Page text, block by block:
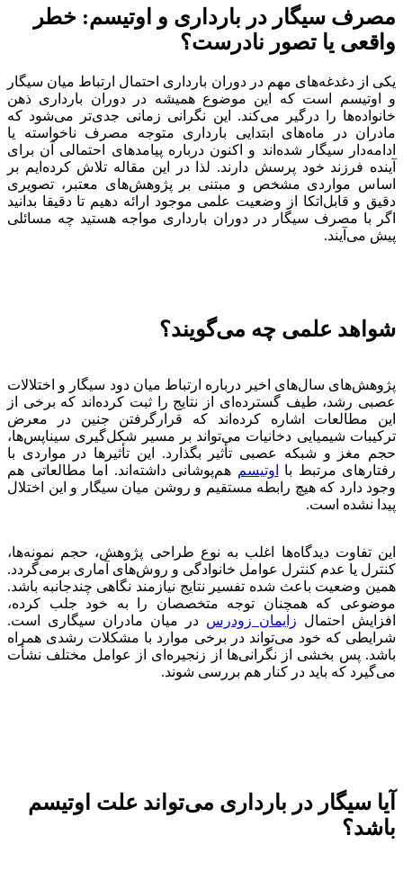
مصرف سیگار در بارداری و اوتیسم: خطر
واقعی یا تصور نادرست؟
یکی از دغدغه‌های مهم در دوران بارداری احتمال ارتباط میان سیگار
و اوتیسم است که این موضوع همیشه در دوران بارداری ذهن
خانواده‌ها را درگیر می‌کند. این نگرانی زمانی جدی‌تر می‌شود که
مادران در ماه‌های ابتدایی بارداری متوجه مصرف ناخواسته یا
ادامه‌دار سیگار شده‌اند و اکنون درباره پیامدهای احتمالی آن برای
آینده فرزند خود پرسش دارند. لذا در این مقاله تلاش کرده‌ایم بر
اساس مواردی مشخص و مبتنی بر پژوهش‌های معتبر، تصویری
دقیق و قابل‌اتکا از وضعیت علمی موجود ارائه دهیم تا دقیقا بدانید
اگر با مصرف سیگار در دوران بارداری مواجه هستید چه مسائلی
پیش می‌آیند.
شواهد علمی چه می‌گویند؟
پژوهش‌های سال‌های اخیر درباره ارتباط میان دود سیگار و اختلالات
عصبی رشد، طیف گسترده‌ای از نتایج را ثبت کرده‌اند که برخی از
این مطالعات اشاره کرده‌اند که قرارگرفتن جنین در معرض
ترکیبات شیمیایی دخانیات می‌تواند بر مسیر شکل‌گیری سیناپس‌ها،
حجم مغز و شبکه‌ عصبی تأثیر بگذارد. این تأثیرها در مواردی با
رفتارهای مرتبط با
اوتیسم هم‌پوشانی داشته‌اند. اما مطالعاتی هم
وجود دارد که هیچ رابطه مستقیم و روشن میان سیگار و این اختلال
پیدا نشده است.
این تفاوت دیدگاه‌ها اغلب به نوع طراحی پژوهش، حجم نمونه‌ها،
کنترل یا عدم کنترل عوامل خانوادگی و روش‌های آماری برمی‌گردد.
همین وضعیت باعث شده تفسیر نتایج نیازمند نگاهی چندجانبه باشد.
موضوعی که همچنان توجه متخصصان را به خود جلب کرده،
افزایش احتمال زایمان زودرس در میان مادران سیگاری است.
شرایطی که خود می‌تواند در برخی موارد با مشکلات رشدی همراه
باشد. پس بخشی از نگرانی‌ها از زنجیره‌ای از عوامل مختلف نشأت
می‌گیرد که باید در کنار هم بررسی شوند.
آیا سیگار در بارداری می‌تواند علت اوتیسم
باشد؟